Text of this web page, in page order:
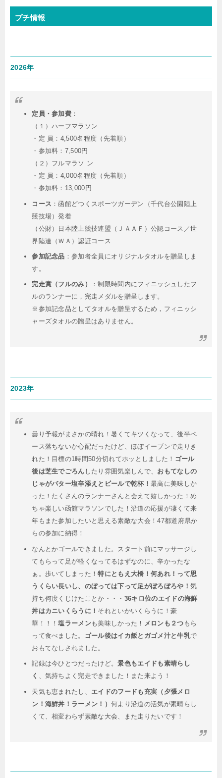
プチ情報
2026年
定員・参加費 ：
（１）ハーフマラソン
・定 員：4,500名程度（先着順）
・参加料：7,500円
（２）フルマラソ ン
・定 員：4,000名程度（先着順）
・参加料：13,000円
コース ：函館どつくスポーツガーデン（千代台公園陸上
競技場）発着
（公財）日本陸上競技連盟（ＪＡＡＦ）公認コース／世
界陸連（ＷＡ）認証コース
参加記念品 ：参加者全員にオリジナルタオルを贈呈しま
す。
完走賞（フルのみ）
：制限時間内にフィニッシュしたフ
ルのランナーに，完走メダルを贈呈します。
※参加記念品としてタオルを贈呈するため，フィニッシ
ャーズタオルの贈呈はありません。
2023年
曇り予報がまさかの晴れ！暑くてキツくなって、後半ペ
ース落ちないか心配だったけど、ほぼイーブンで走りき
れた！目標の1時間50分切れてホッとしました！ ゴール
後は芝生でごろん したり雰囲気楽しんで、 おもてなしの
じゃがバター塩辛添えとビールで乾杯！ 最高に美味しか
った！たくさんのランナーさんと会えて嬉しかった！め
ちゃ楽しい函館マラソンでした️！沿道の応援が凄くて来
年もまた参加したいと思える素敵な大会！47都道府県か
らの参加に納得！
なんとかゴールできました。スタート前にマッサージし
てもらって足が軽くなってるはずなのに、辛かったな
ぁ。歩いてしまった！特にともえ大橋！何あれ！って思
うくらい長いし、のぼっては下って足がぼろぼろや！ 気
持ち何度くじけたことか・・・ 36キロ位のエイドの海鮮
丼はカニいくらうに！ それといかいくらうに！豪
華！！！塩ラーメンも美味しかった！ メロンも２つ もら
って食べました。
ゴール後はイカ飯とガゴメ汁と牛乳で
おもてなしされました。
記録は今ひとつだったけど。景色もエイドも素晴らし
く 、気持ちよく完走できました！また来よう！
天気も恵まれたし、 エイドのフードも充実（夕張メロ
ン！海鮮丼！ラーメン！）何より沿道の活気が素晴らし
くて、相変わらず素敵な大会、また走りたいです！